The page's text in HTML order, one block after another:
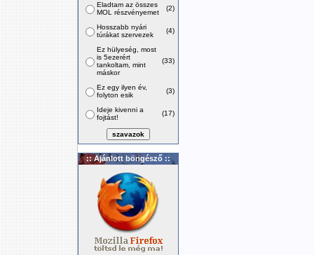
Eladtam az összes
MOL részvényemet
(2)
Hosszabb nyári
túrákat szervezek
(4)
Ez hülyeség, most
is 5ezerért
tankoltam, mint
máskor
(33)
Ez egy ilyen év,
folyton esik
(3)
Ideje kivenni a
fojtást!
(17)
:: Ajánlott böngésző ::